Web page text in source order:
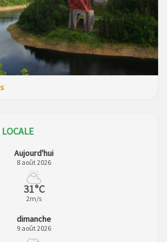
Aujourd'hui
8 août 2026
31°C
2m/s
dimanche
9 août 2026